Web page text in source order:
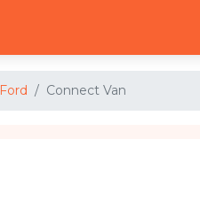
Ford Connect Van